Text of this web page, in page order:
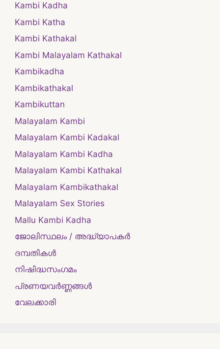
Kambi Kadha
Kambi Katha
Kambi Kathakal
Kambi Malayalam Kathakal
Kambikadha
Kambikathakal
Kambikuttan
Malayalam Kambi
Malayalam Kambi Kadakal
Malayalam Kambi Kadha
Malayalam Kambi Kathakal
Malayalam Kambikathakal
Malayalam Sex Stories
Mallu Kambi Kadha
ജോലിസ്ഥലം / അദ്ധ്യാപകർ
ദമ്പതികള്‍
നിഷിദ്ധസംഗമം
പ്രണയവർണ്ണങ്ങൾ
വേലക്കാരി